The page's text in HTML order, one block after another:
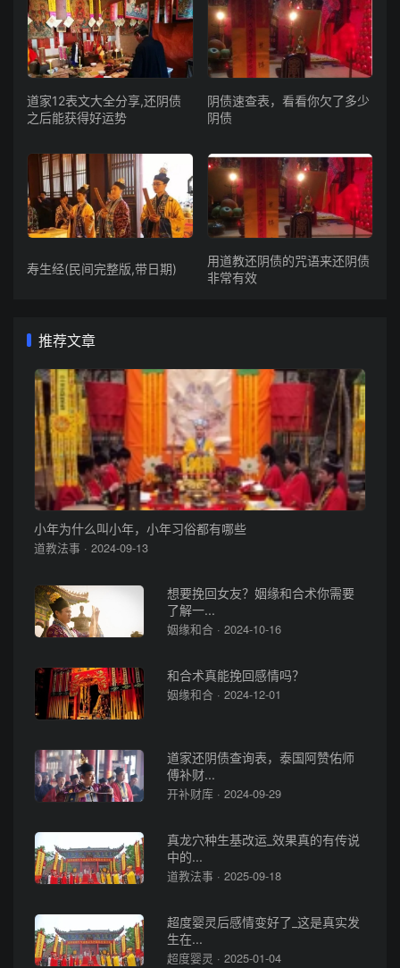
道家12表文大全分享,还阴债
之后能获得好运势
阴债速查表，看看你欠了多少
阴债
寿生经(民间完整版,带日期)
用道教还阴债的咒语来还阴债
非常有效
推荐文章
小年为什么叫小年，小年习俗都有哪些
道教法事 · 2024-09-13
想要挽回女友？姻缘和合术你需要
了解一...
姻缘和合 · 2024-10-16
和合术真能挽回感情吗？
姻缘和合 · 2024-12-01
道家还阴债查询表，泰国阿赞佑师
傅补财...
开补财库 · 2024-09-29
真龙穴种生基改运_效果真的有传说
中的...
道教法事 · 2025-09-18
超度婴灵后感情变好了_这是真实发
生在...
超度婴灵 · 2025-01-04